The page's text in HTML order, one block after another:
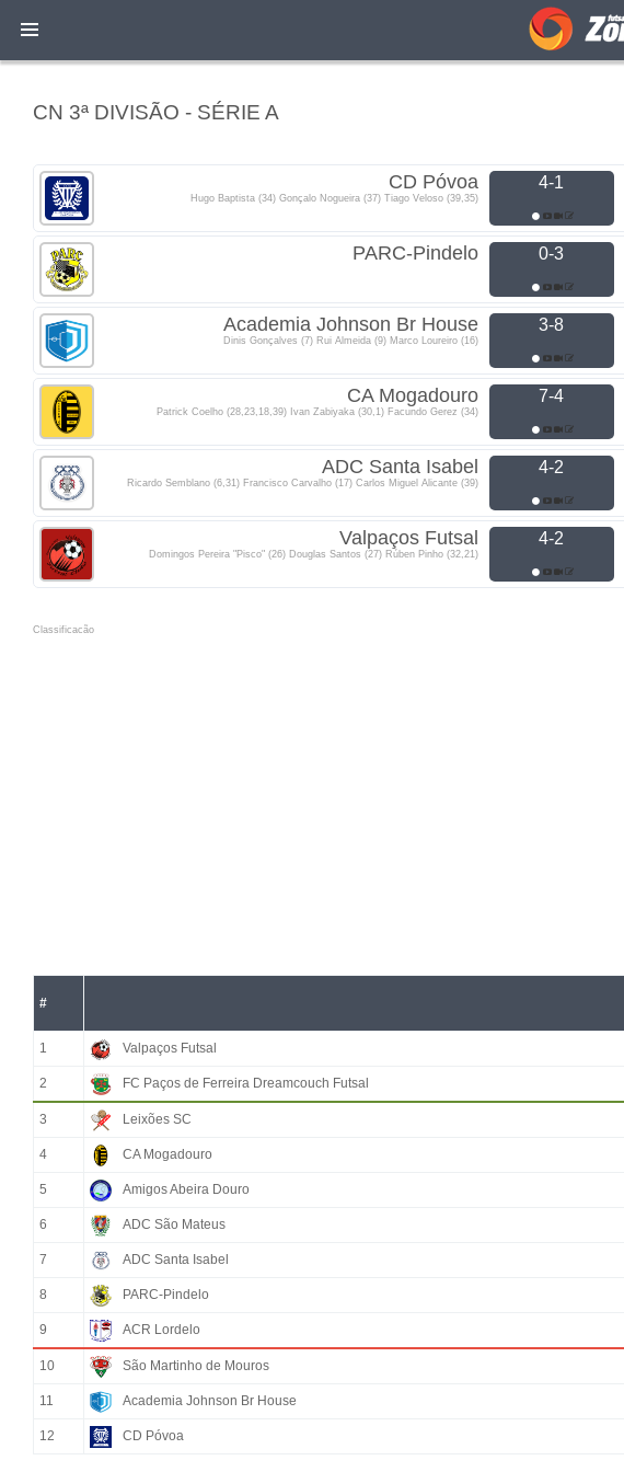
CN 3ª DIVISÃO - SÉRIE A
CD Póvoa
Hugo Baptista (34) Gonçalo Nogueira (37) Tiago Veloso (39,35)
4-1
PARC-Pindelo 0-3
Academia Johnson Br House
Dinis Gonçalves (7) Rui Almeida (9) Marco Loureiro (16)
3-8
CA Mogadouro
Patrick Coelho (28,23,18,39) Ivan Zabiyaka (30,1) Facundo Gerez (34)
7-4
ADC Santa Isabel
Ricardo Semblano (6,31) Francisco Carvalho (17) Carlos Miguel Alicante (39)
4-2
Valpaços Futsal
Domingos Pereira "Pisco" (26) Douglas Santos (27) Rúben Pinho (32,21)
4-2
Classificacão
#
1 Valpaços Futsal
2 FC Paços de Ferreira Dreamcouch Futsal
3 Leixões SC
4 CA Mogadouro
5 Amigos Abeira Douro
6 ADC São Mateus
7 ADC Santa Isabel
8 PARC-Pindelo
9 ACR Lordelo
10 São Martinho de Mouros
11 Academia Johnson Br House
12 CD Póvoa